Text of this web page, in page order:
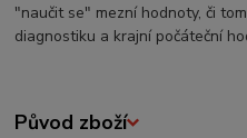
"naučit se" mezní hodnoty, či
diagnostiku a krajní počáteční
Původ zboží